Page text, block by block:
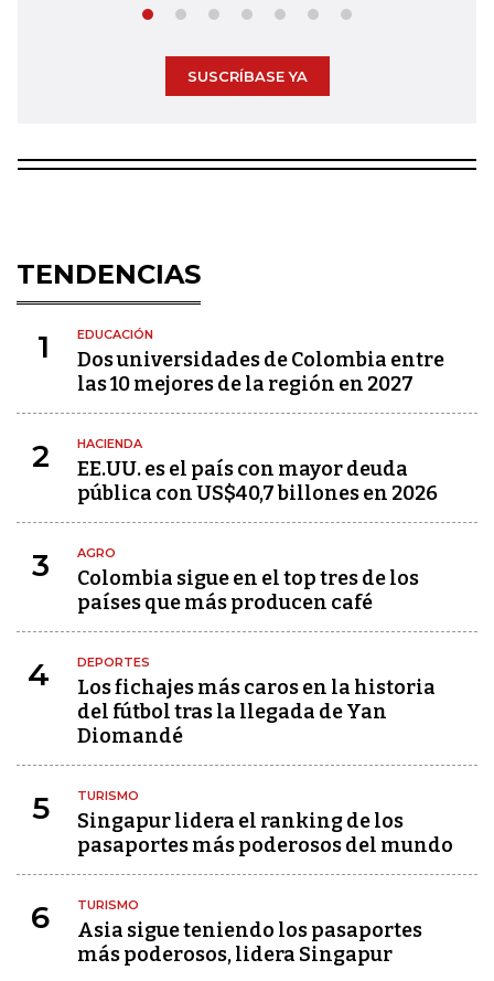
SUSCRÍBASE YA
TENDENCIAS
1 EDUCACIÓN
Dos universidades de Colombia entre
las 10 mejores de la región en 2027
2 HACIENDA
EE.UU. es el país con mayor deuda
pública con US$40,7 billones en 2026
3 AGRO
Colombia sigue en el top tres de los
países que más producen café
4 DEPORTES
Los fichajes más caros en la historia
del fútbol tras la llegada de Yan
Diomandé
5 TURISMO
Singapur lidera el ranking de los
pasaportes más poderosos del mundo
6 TURISMO
Asia sigue teniendo los pasaportes
más poderosos, lidera Singapur